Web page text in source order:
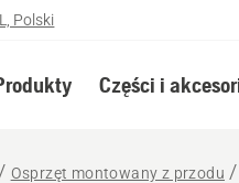
Polski
Części i
Osprzęt montowany z przodu